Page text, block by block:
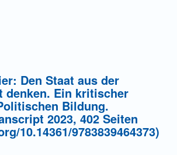
Den Staat aus der
denken. Ein kritischer
Bildung.
2023, 402 Seiten
10.14361/9783839464373)